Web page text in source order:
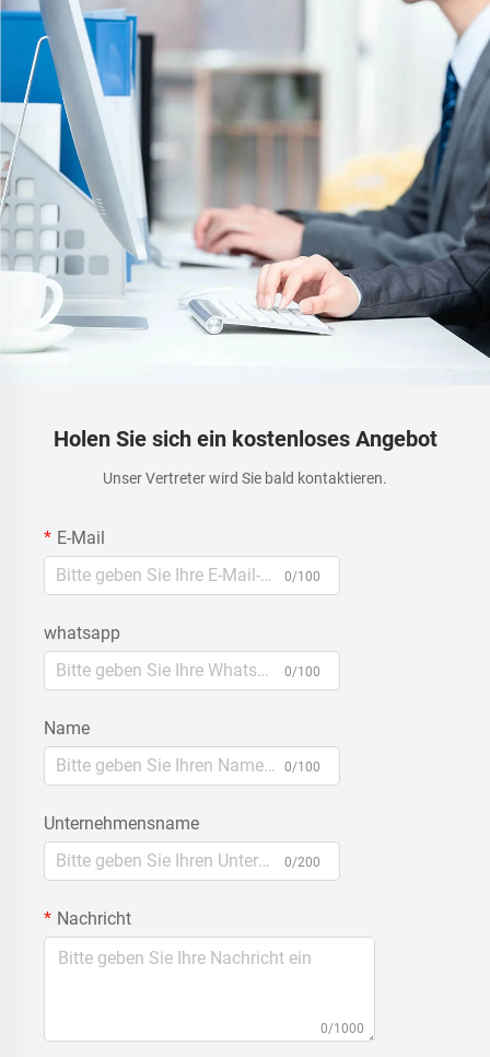
Holen Sie sich ein kostenloses Angebot
Unser Vertreter wird Sie bald kontaktieren.
E-Mail
0/100
whatsapp
0/100
Name
0/100
Unternehmensname
0/200
Nachricht
0/1000